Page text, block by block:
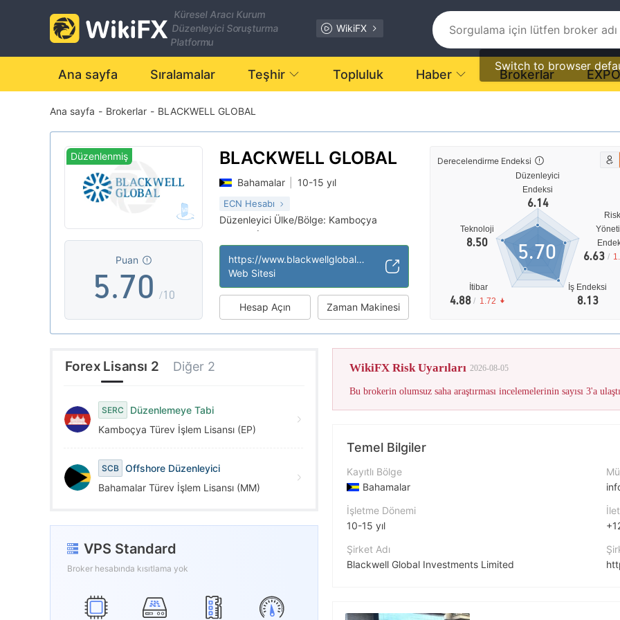
Küresel Aracı Kurum
Düzenleyici Soruşturma
Platformu
WikiFX
Switch to browser
Ana sayfa Sıralamalar Teşhir Topluluk Haber Brokerlar EXPO
Ana sayfa - Brokerlar - BLACKWELL GLOBAL
Düzenlenmiş
Puan
0
1
2
3
4
5
6
7
8
9
.
1
2
3
4
5
6
7
8
9
0
1
2
3
4
5
6
7
8
/10
BLACKWELL GLOBAL
Bahamalar 10-15 yıl
ECN Hesabı
Düzenleyici Ülke/Bölge: Kamboçya
Yüksek düzeyde potansiyel risk
| Offshore Düzenleyici
https://www.blackwellglobal.com/
Web Sitesi
Hesap Açın Zaman Makinesi
Derecelendirme Endeksi
Düzenleyici
Endeksi
6.14
Teknoloji
8.50
İtibar
4.88 / 1.72
İş Endeksi
8.13
Risk
6.63 /
5.70
Bu
Forex Lisansı 2 Diğer 2
SERC
Düzenlemeye Tabi
Kamboçya Türev İşlem Lisansı (EP)
SCB Offshore Düzenleyici
Bahamalar Türev İşlem Lisansı (MM)
VPS Standard
Broker hesabında kısıtlama yok
WikiFX Risk Uyarıları 2026-08-05
Temel Bilgiler
Kayıtlı Bölge
Bahamalar
İşletme Dönemi
10-15 yıl
Şirket Adı
Blackwell Global Investments Limited